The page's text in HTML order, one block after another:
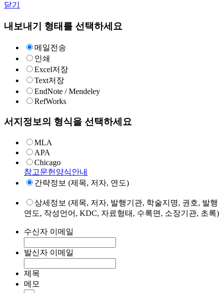
닫기
내보내기 형태를 선택하세요
메일전송
인쇄
Excel저장
Text저장
EndNote / Mendeley
RefWorks
서지정보의 형식을 선택하세요
MLA
APA
Chicago
참고문헌양식안내
간략정보 (제목, 저자, 연도)
상세정보 (제목, 저자, 발행기관, 학술지명, 권호, 발행
연도, 작성언어, KDC, 자료형태, 수록면, 소장기관, 초록)
수신자 이메일
발신자 이메일
제목
메모